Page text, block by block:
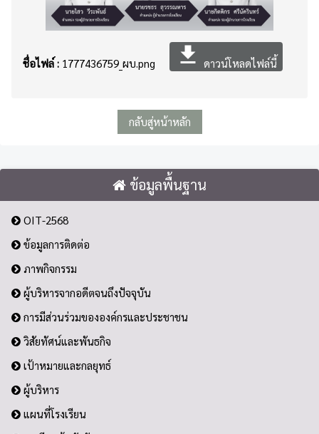
ชื่อไฟล์ : 1777436759_ผบ.png file_download ดาวน์โหลดไฟล์นี้
กลับสู่หน้าหลัก
ข้อมูลพื้นฐาน
OIT-2568
ข้อมูลการติดต่อ
ภาพกิจกรรม
ผู้บริหารจากอดีตจนถึงปัจจุบัน
การมีส่วนร่วมขององค์กรและประชาชน
วิสัยทัศน์และพันธกิจ
เป้าหมายและกลยุทธ์
ผู้บริหาร
แผนที่โรงเรียน